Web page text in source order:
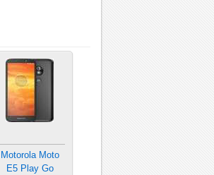
Motorola Moto
E5 Play Go